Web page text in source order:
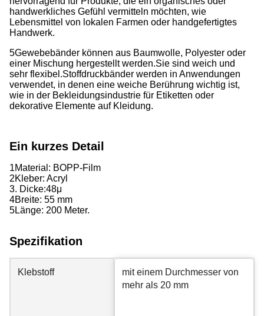
handwerkliches Gefühl vermitteln möchten, wie
Lebensmittel von lokalen Farmen oder handgefertigtes
Handwerk.
5Gewebebänder können aus Baumwolle, Polyester oder
einer Mischung hergestellt werden.Sie sind weich und
sehr flexibel.Stoffdruckbänder werden in Anwendungen
verwendet, in denen eine weiche Berührung wichtig ist,
wie in der Bekleidungsindustrie für Etiketten oder
dekorative Elemente auf Kleidung.
Ein kurzes Detail
1Material: BOPP-Film
2Kleber: Acryl
3. Dicke:48μ
4Breite: 55 mm
5Länge: 200 Meter.
Spezifikation
Klebstoff
mit einem Durchmesser von
mehr als 20 mm